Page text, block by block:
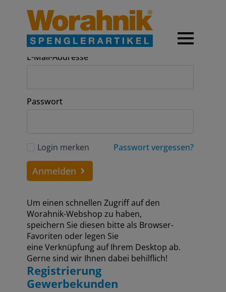
Anmeldung
E-Mail-Addresse
Passwort
Login merken Passwort vergessen?
Anmelden
Um einen schnellen Zugriff auf den
Worahnik-Webshop zu haben,
speichern Sie diesen bitte als Browser-
Favoriten oder legen Sie
eine Verknüpfung auf Ihrem Desktop ab.
Gerne sind wir Ihnen dabei behilflich!
Registrierung
Gewerbekunden